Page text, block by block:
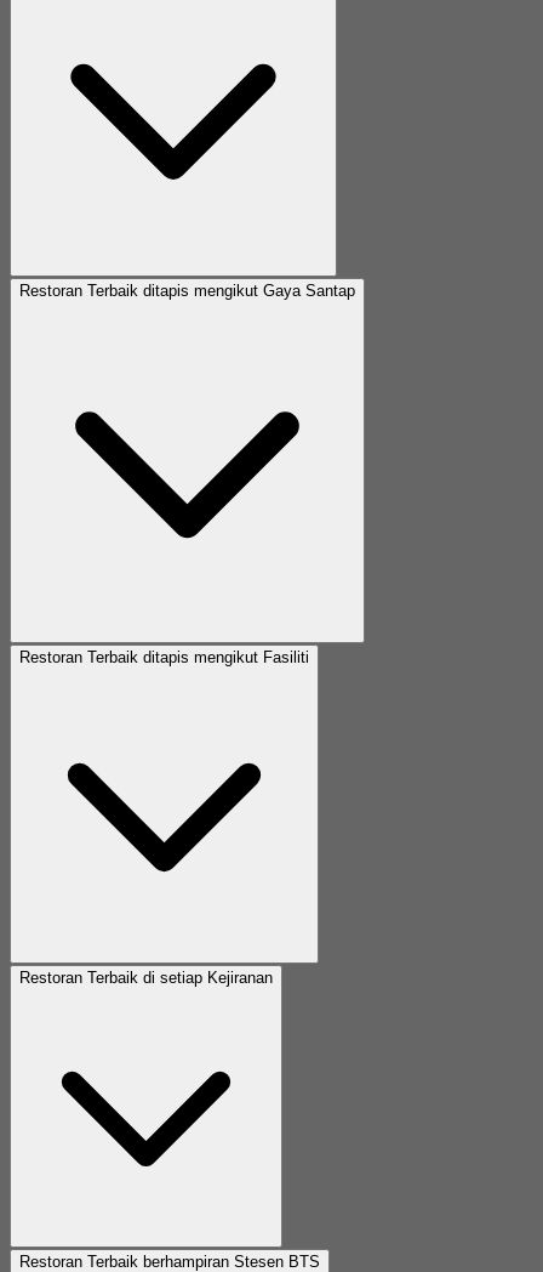
Restoran Terbaik ditapis mengikut Gaya Santap
Restoran Terbaik ditapis mengikut Fasiliti
Restoran Terbaik di setiap Kejiranan
Restoran Terbaik berhampiran Stesen BTS